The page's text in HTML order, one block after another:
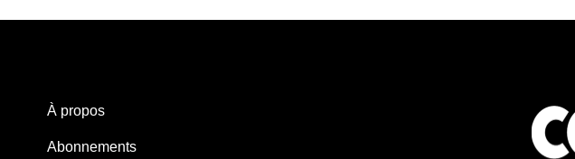
À propos
Abonnements